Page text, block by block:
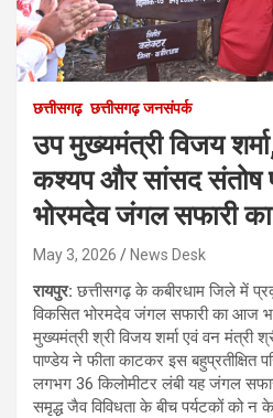
छत्तीसगढ़ छत्तीसगढ़ जनसंपर्क
उप मुख्यमंत्री विजय
कश्यप और सांसद संतोष
भोरमदेव जंगल सफारी
May 3, 2026 News Desk
रायपुर:छत्तीसगढ़ के कबीरधाम जिले में
विकसित भोरमदेव जंगल सफारी का आज
मुख्यमंत्री श्री विजय शर्मा एवं वन मंत्री
पाण्डेय ने फीता काटकर इस बहुप्रतीक्षित
लगभग 36 किलोमीटर लंबी यह जंगल
समृद्ध जैव विविधता के बीच पर्यटकों को